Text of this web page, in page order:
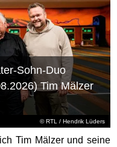
©RTL / Hendrik Lüders
Sohn-Duo
Tim Mälzer
Tim Mälzer und seine